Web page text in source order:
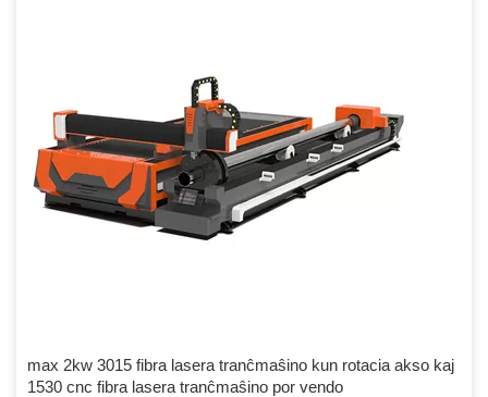
max 2kw 3015 fibra lasera tranĉmaŝino kun rotacia akso kaj
1530 cnc fibra lasera tranĉmaŝino por vendo